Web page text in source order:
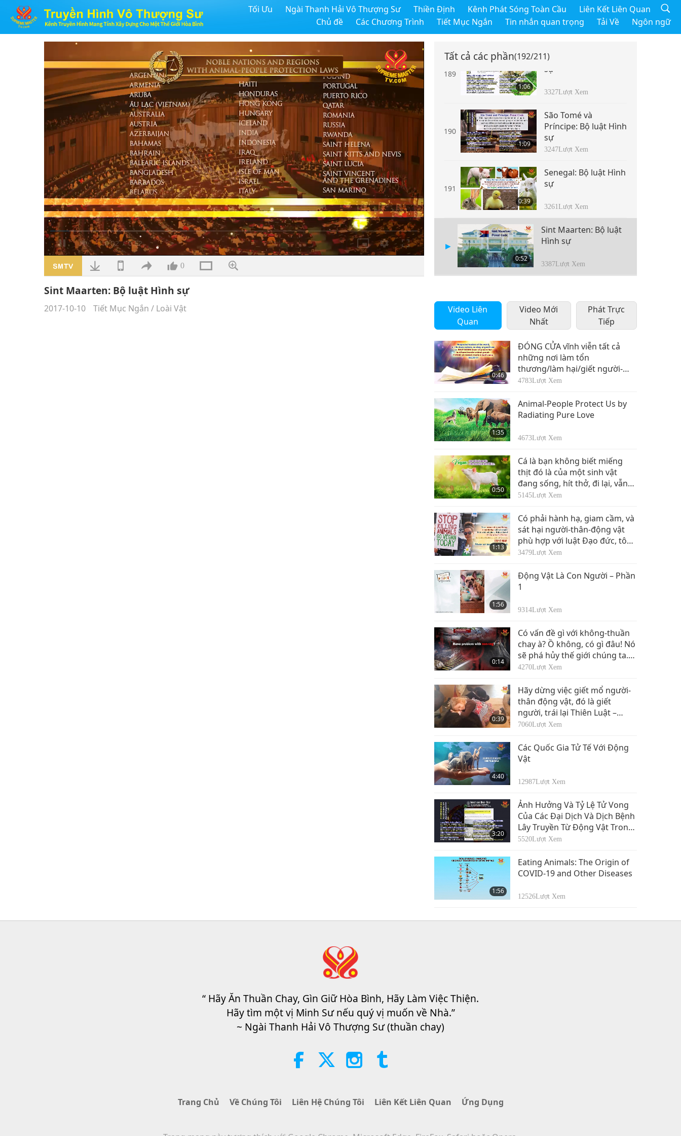
Tối Ưu Ngài Thanh Hải Vô Thượng Sư Thiền Định Kênh Phát Sóng Toàn Cầu
Liên Kết Liên Quan
Chủ đề
Các Chương Trình Tiết Mục Ngắn Tin nhắn quan trọng Tải Về Ngôn ngữ
Tắt
tiếng
/
Đã
tải:
37.18%
Chất
lượng
0
Sint Maarten: Bộ luật Hình sự
2017-10-10 Tiết Mục Ngắn / Loài Vật
Tất cả các phần(192/211)
188
Hình sự
3124Lượt Xem
189
1:06
Rwanda: Bộ luật Hình
sự
3327Lượt Xem
190
1:09
São Tomé và
Príncipe: Bộ luật Hình
sự
3247Lượt Xem
191
0:39
Senegal: Bộ luật Hình
sự
3261Lượt Xem
0:52
Sint Maarten: Bộ luật
Hình sự
3387Lượt Xem
193
Thú y
3088
194
1:02
Quần đảo Solomon:
Bộ luật Hình sự
3134Lượt Xem
195
Somalia: Bộ luật Hình
sự
3080Lượt Xem
196
1:01
Nam Sudan: Đạo luật
Bộ luật Hình sự, 2008
3324Lượt Xem
197
2:02
Tây Ban Nha: Điều
337 Bộ luật Hình sự
3648Lượt Xem
Sudan: Bộ luật Hình
3261Lượt Xem
199
1:06
Suriname: Bộ luật
Hình sự
3211Lượt Xem
200
1:23
Cộng hòa Tatarstan
(Nga): Luật số 16-3PT
về Nuôi giữ Người-
thân-thú cưng
3148Lượt Xem
201
Togo: Bộ luật Hình sự
3247Lượt Xem
202
1:06
Tokelau (New
Zealand): Điều lệ về
Người-thân-Động vật
Năm 1991
3040Lượt Xem
Tonga: Đạo luật về
Người-thân-động vật
3149Lượt Xem
207
Video Liên
Quan
Video Mới
Nhất
Phát Trực
Tiếp
0:46
ĐÓNG CỬA vĩnh viễn tất cả
những nơi làm tổn
thương/làm hại/giết người-
thân-động vật.
4783Lượt Xem
1:35
Animal-People Protect Us by
Radiating Pure Love
4673Lượt Xem
0:50
Cá là bạn không biết miếng
thịt đó là của một sinh vật
đang sống, hít thở, đi lại, vẫn
còn sống với chúng ta trên Địa
phải chịu vụ sát hại dã man
cho bạn để ăn miếng thịt của
họ??? Xin hãy nghiên cứu về
điều này.
5145Lượt Xem
1:13
Có phải hành hạ, giam cầm, và
sát hại người-thân-động vật
phù hợp với luật Đạo đức, tôn
giáo? Quý vị biết rõ: không
đạo có đức tin và công dân
ngoan đạo, hãy DỪNG LẠI
tiêu chuẩn đạo đức của ngươi.
3479Lượt Xem
1:56
Động Vật Là Con Người – Phần
1
9314Lượt Xem
0:14
Có vấn đề gì với không-thuần
chay à? Ồ không, có gì đâu! Nó
sẽ phá hủy thế giới chúng ta.
Vậy thì chúng ta làm gì còn vấn
4270Lượt Xem
0:39
Hãy dừng việc giết mổ người-
thân động vật, đó là giết
người, trái lại Thiên Luật –
Phần 1
7060Lượt Xem
4:40
Các Quốc Gia Tử Tế Với Động
Vật
12987Lượt Xem
3:20
Ảnh Hưởng Và Tỷ Lệ Tử Vong
Của Các Đại Dịch Và Dịch Bệnh
Lây Truyền Từ Động Vật Trong
Thế Kỷ Trước (Ước tính)
5520Lượt Xem
1:56
Eating Animals: The Origin of
COVID-19 and Other Diseases
12526Lượt Xem
“ Hãy Ăn Thuần Chay, Gìn Giữ Hòa Bình, Hãy Làm Việc Thiện.
Hãy tìm một vị Minh Sư nếu quý vị muốn về Nhà.”
~ Ngài Thanh Hải Vô Thượng Sư (thuần chay)
Trang Chủ Về Chúng Tôi Liên Hệ Chúng Tôi Liên Kết Liên Quan Ứng Dụng